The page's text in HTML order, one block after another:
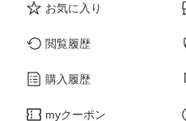
お気に入り
閲覧履歴
購入履歴
myクーポン